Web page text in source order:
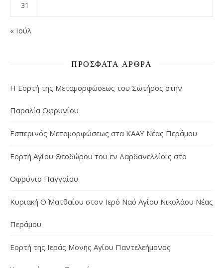
31
« Ιούλ
ΠΡΌΣΦΑΤΑ ΆΡΘΡΑ
Η Εορτή της Μεταμορφώσεως του Σωτήρος στην
Παραλία Οφρυνίου
Εσπερινός Μεταμορφώσεως στα ΚΑΑΥ Νέας Περάμου
Εορτή Αγίου Θεοδώρου του εν Δαρδανελλίοις στο
Οφρύνιο Παγγαίου
Κυριακή Θ΄ Ματθαίου στον Ιερό Ναό Αγίου Νικολάου Νέας
Περάμου
Εορτή της Ιεράς Μονής Αγίου Παντελεήμονος